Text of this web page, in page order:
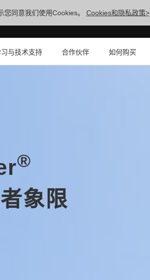
您同意我们使用Cookies。 Cookies和隐私政策>
与技术支持 合作伙伴 如何购买
®
象限